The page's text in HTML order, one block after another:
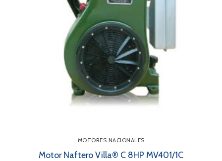
MOTORES NACIONALES
Motor Naftero Villa® C 8HP MV401/1C